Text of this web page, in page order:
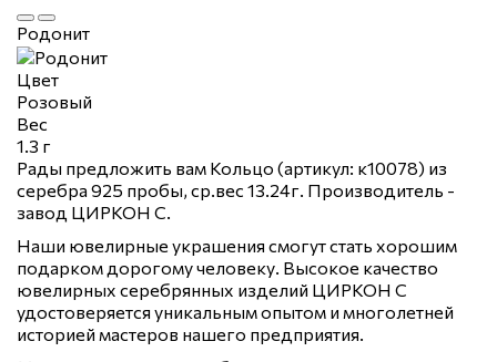
Родонит
Цвет
Розовый
Вес
1.3 г
Рады предложить вам Кольцо (артикул: к10078) из
серебра 925 пробы, ср.вес 13.24г. Производитель -
завод ЦИРКОН С.
Наши ювелирные украшения смогут стать хорошим
подарком дорогому человеку. Высокое качество
ювелирных серебрянных изделий ЦИРКОН С
удостоверяется уникальным опытом и многолетней
историей мастеров нашего предприятия.